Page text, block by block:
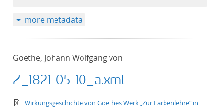
more metadata
Goethe, Johann Wolfgang von
Z_1821-05-10_a.xml
text/xml
Wirkungsgeschichte von Goethes Werk „Zur Farbenlehre“ in